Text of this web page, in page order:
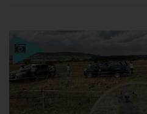
Einzelheiten